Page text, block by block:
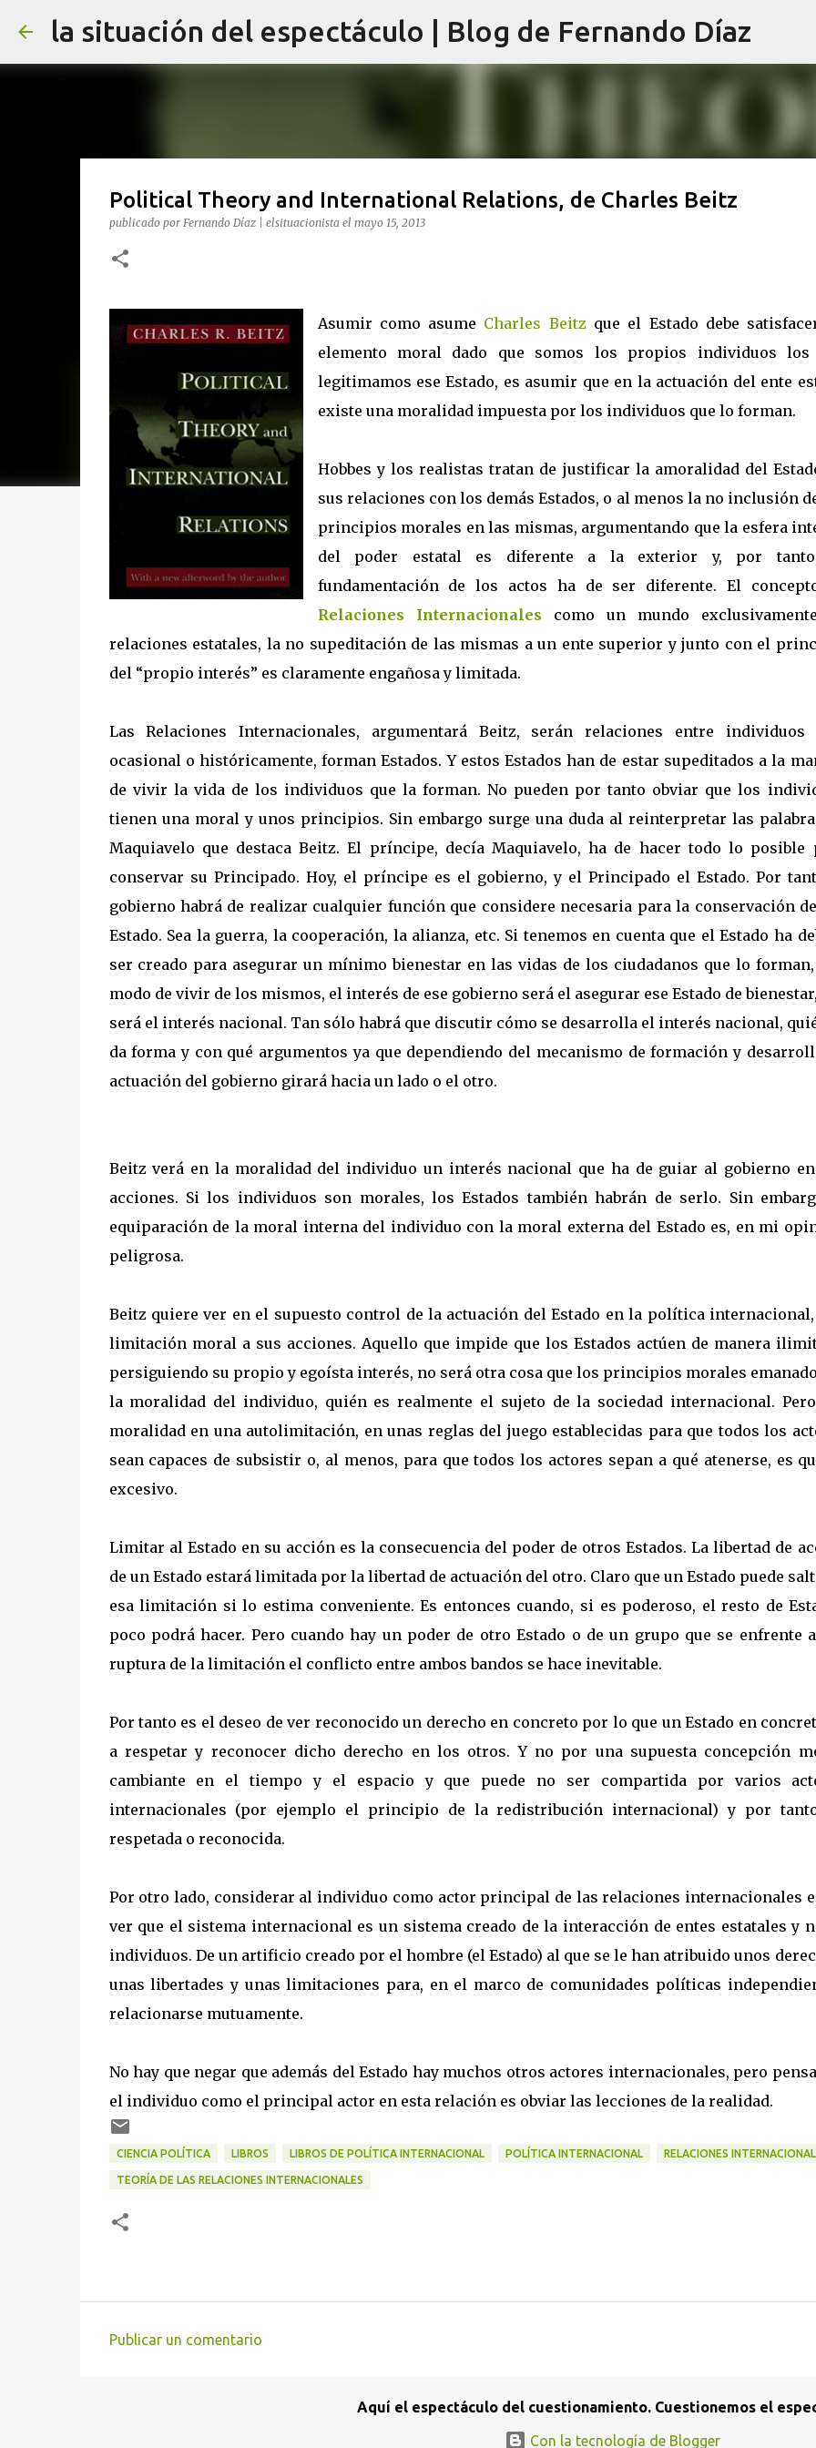
Ir al contenido principal
la situación del espectáculo | Blog de Fernando Díaz
Political Theory and International Relations, de Charles Beitz
publicado por Fernando Díaz | elsituacionista el mayo 15, 2013
Asumir como asume Charles Beitzque el Estado debe
elemento moral dado que somos los propios individuos los
legitimamos ese Estado, es asumir que en la actuación del ente
existe una moralidad impuesta por los individuos que lo forman.
Hobbes y los realistas tratan de justificar la amoralidad del
sus relaciones con los demás Estados, o al menos la no inclusión
principios morales en las mismas, argumentando que la esfera
del poder estatal es diferente a la exterior y, por
fundamentación de los actos ha de ser diferente. El
Relaciones Internacionales como un mundo
relaciones estatales, la no supeditación de las mismas a un ente superior y junto con el
del “propio interés” es claramente engañosa y limitada.
Las Relaciones Internacionales, argumentará Beitz, serán relaciones entre individuos
ocasional o históricamente, forman Estados. Y estos Estados han de estar supeditados a la
de vivir la vida de los individuos que la forman. No pueden por tanto obviar que los
tienen una moral y unos principios. Sin embargo surge una duda al reinterpretar las
Maquiavelo que destaca Beitz. El príncipe, decía Maquiavelo, ha de hacer todo lo posible
conservar su Principado. Hoy, el príncipe es el gobierno, y el Principado el Estado. Por
gobierno habrá de realizar cualquier función que considere necesaria para la conservación
Estado. Sea la guerra, la cooperación, la alianza, etc. Si tenemos en cuenta que el Estado ha
ser creado para asegurar un mínimo bienestar en las vidas de los ciudadanos que lo
modo de vivir de los mismos, el interés de ese gobierno será el asegurar ese Estado de
será el interés nacional. Tan sólo habrá que discutir cómo se desarrolla el interés nacional,
da forma y con qué argumentos ya que dependiendo del mecanismo de formación y
actuación del gobierno girará hacia un lado o el otro.
Beitz verá en la moralidad del individuo un interés nacional que ha de guiar al gobierno
acciones. Si los individuos son morales, los Estados también habrán de serlo. Sin
equiparación de la moral interna del individuo con la moral externa del Estado es, en mi
peligrosa.
Beitz quiere ver en el supuesto control de la actuación del Estado en la política
limitación moral a sus acciones. Aquello que impide que los Estados actúen de manera
persiguiendo su propio y egoísta interés, no será otra cosa que los principios morales
la moralidad del individuo, quién es realmente el sujeto de la sociedad internacional.
moralidad en una autolimitación, en unas reglas del juego establecidas para que todos los
sean capaces de subsistir o, al menos, para que todos los actores sepan a qué atenerse, es
excesivo.
Limitar al Estado en su acción es la consecuencia del poder de otros Estados. La libertad de
de un Estado estará limitada por la libertad de actuación del otro. Claro que un Estado puede
esa limitación si lo estima conveniente. Es entonces cuando, si es poderoso, el resto de
poco podrá hacer. Pero cuando hay un poder de otro Estado o de un grupo que se enfrente
ruptura de la limitación el conflicto entre ambos bandos se hace inevitable.
Por tanto es el deseo de ver reconocido un derecho en concreto por lo que un Estado en
a respetar y reconocer dicho derecho en los otros. Y no por una supuesta concepción
cambiante en el tiempo y el espacio y que puede no ser compartida por varios
internacionales (por ejemplo el principio de la redistribución internacional) y por
respetada o reconocida.
Por otro lado, considerar al individuo como actor principal de las relaciones internacionales
ver que el sistema internacional es un sistema creado de la interacción de entes estatales y
individuos. De un artificio creado por el hombre (el Estado) al que se le han atribuido unos
unas libertades y unas limitaciones para, en el marco de comunidades políticas
relacionarse mutuamente.
No hay que negar que además del Estado hay muchos otros actores internacionales, pero
el individuo como el principal actor en esta relación es obviar las lecciones de la realidad.
CIENCIA POLÍTICA LIBROS LIBROS DE POLÍTICA INTERNACIONAL POLÍTICA INTERNACIONAL RELACIONES
TEORÍA DE LAS RELACIONES INTERNACIONALES
Publicar un comentario
Aquí el espectáculo del cuestionamiento. Cuestionemos el
Con la tecnología de Blogger